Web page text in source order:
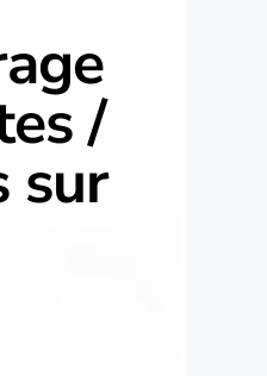
/
sur